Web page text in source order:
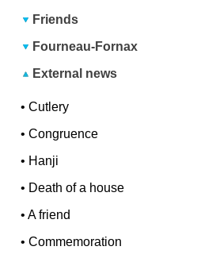
Friends
Fourneau-Fornax
External news
•Cutlery
•Congruence
• Hanji
• Death of a house
•A friend
•Commemoration